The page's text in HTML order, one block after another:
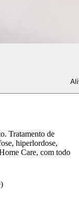
Tratamento de
hiperlordose,
Care, com todo